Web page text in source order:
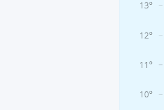
10°
11°
12°
13°